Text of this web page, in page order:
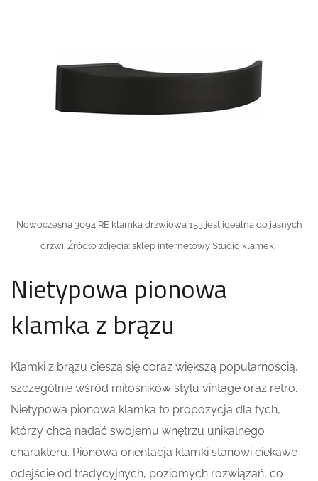
Nowoczesna 3094 RE klamka drzwiowa 153 jest idealna do jasnych
drzwi. Źródło zdjęcia: sklep internetowy Studio klamek.
Nietypowa pionowa
klamka z brązu
Klamki z brązu cieszą się coraz większą popularnością,
szczególnie wśród miłośników stylu vintage oraz retro.
Nietypowa pionowa klamka to propozycja dla tych,
którzy chcą nadać swojemu wnętrzu unikalnego
charakteru. Pionowa orientacja klamki stanowi ciekawe
odejście od tradycyjnych, poziomych rozwiązań, co